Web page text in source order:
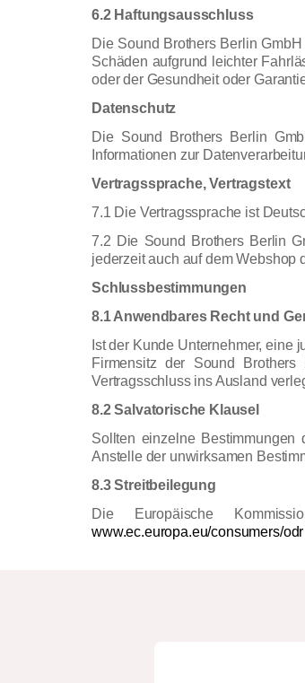
6.2 Haftungsausschluss
Die Sound Brothers Berlin
Schäden aufgrund leichter
oder der Gesundheit oder
Datenschutz
Die Sound Brothers Berlin
Informationen zur
Vertragssprache, Vertragstext
7.1 Die Vertragssprache ist
7.2 Die Sound Brothers Berlin
jederzeit auch auf dem Webshop
Schlussbestimmungen
8.1 Anwendbares Recht und
Ist der Kunde Unternehmer, eine
Firmensitz der Sound
Vertragsschluss ins Ausland
8.2 Salvatorische Klausel
Sollten einzelne
Anstelle der unwirksamen
8.3 Streitbeilegung
Die Europäische
www.ec.europa.eu/consumers/